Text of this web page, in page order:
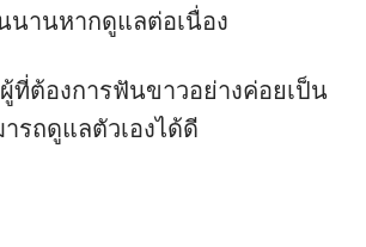
นานหากดูแลต่อเนื่อง
ที่ต้องการฟันขาวอย่างค่อยเป็น
รถดูแลตัวเองได้ดี